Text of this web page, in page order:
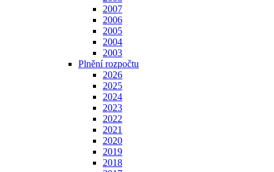
2007
2006
2005
2004
2003
Plnění rozpočtu
2026
2025
2024
2023
2022
2021
2020
2019
2018